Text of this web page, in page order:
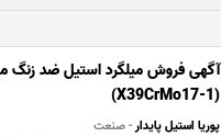
(X39CrMo17-1)
پوریا استیل پایدار- صنعت